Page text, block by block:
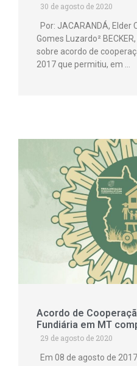
30 de agosto de 2020
Por: JACARANDÁ, Elder
Gomes Luzardo²
sobre acordo de
2017 que permitiu, em …
Acordo de
Fundiária em MT
29 de agosto de 2020
Em 08 de agosto de